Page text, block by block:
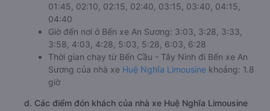
01:45, 02:10, 02:15, 02:40, 03:15, 03:40, 04:15,
04:40
Giờ đến nơi ở Bến xe An Sương: 3:03, 3:28, 3:33,
3:58, 4:03, 4:28, 5:03, 5:28, 6:03, 6:28
Thời gian chạy từ Bến Cầu - Tây Ninh đi Bến xe An
Sương của nhà xe Huệ Nghĩa Limousine khoảng: 1.8
giờ
d. Các điểm đón khách của nhà xe Huệ Nghĩa Limousine